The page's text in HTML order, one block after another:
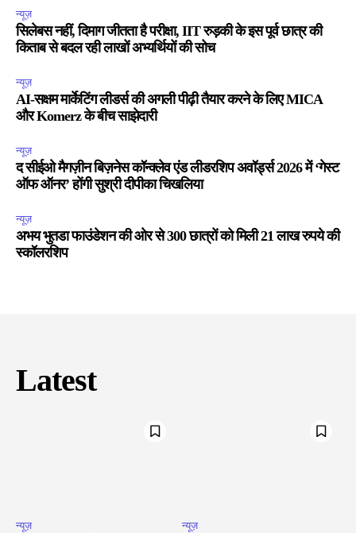
न्यूज़
सिलेबस नहीं, दिमाग जीतता है परीक्षा, IIT रुड़की के इस पूर्व छात्र की
किताब से बदल रही लाखों अभ्यर्थियों की सोच
न्यूज़
AI-सक्षम मार्केटिंग लीडर्स की अगली पीढ़ी तैयार करने के लिए MICA
और Komerz के बीच साझेदारी
न्यूज़
द सीईओ मैगज़ीन बिज़नेस कॉन्क्लेव एंड लीडरशिप अवॉर्ड्स 2026 में ‘गेस्ट
ऑफ ऑनर’ होंगी सुश्री दीपीका चिखलिया
न्यूज़
अभय भुतडा फाउंडेशन की ओर से 300 छात्रों को मिली 21 लाख रुपये की
स्कॉलरशिप
Latest
न्यूज़ न्यूज़